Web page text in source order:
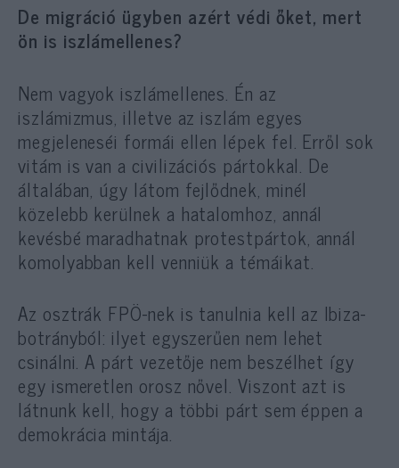
De migráció ügyben azért védi őket, mert
ön is iszlámellenes?
Nem vagyok iszlámellenes. Én az
iszlámizmus, illetve az iszlám egyes
megjeleneséi formái ellen lépek fel. Erről sok
vitám is van a civilizációs pártokkal. De
általában, úgy látom fejlődnek, minél
közelebb kerülnek a hatalomhoz, annál
kevésbé maradhatnak protestpártok, annál
komolyabban kell venniük a témáikat.
Az osztrák FPÖ-nek is tanulnia kell az Ibiza-
botrányból: ilyet egyszerűen nem lehet
csinálni. A párt vezetője nem beszélhet így
egy ismeretlen orosz nővel. Viszont azt is
látnunk kell, hogy a többi párt sem éppen a
demokrácia mintája.